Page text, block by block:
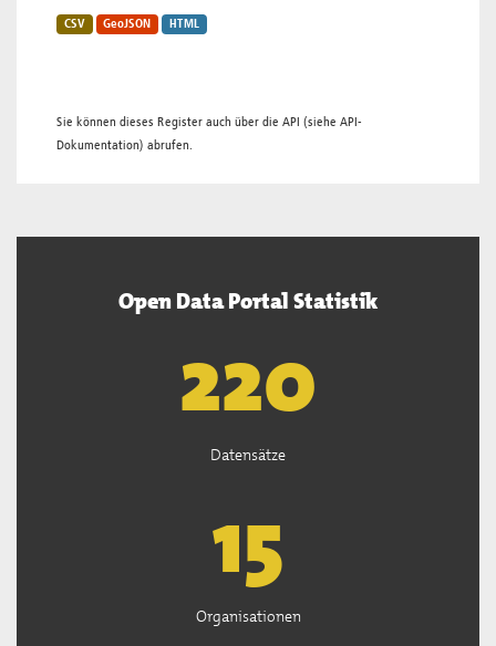
CSV GeoJSON HTML
Sie können dieses Register auch über die API (siehe API-
Dokumentation) abrufen.
Open Data Portal Statistik
222
Datensätze
15
Organisationen